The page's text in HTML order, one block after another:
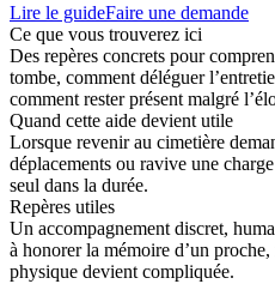
Lire le guideFaire une demande
Ce que vous trouverez ici
Des repères concrets pour
tombe, comment déléguer
comment rester présent malgré
Quand cette aide devient utile
Lorsque revenir au cimetière
déplacements ou ravive une
seul dans la durée.
Repères utiles
Un accompagnement discret,
à honorer la mémoire d’un
physique devient compliquée.